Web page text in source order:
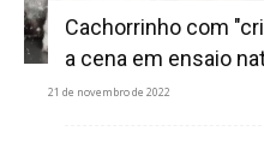
Cachorrinho com
a cena em ensaio
21 de novembro de 2022